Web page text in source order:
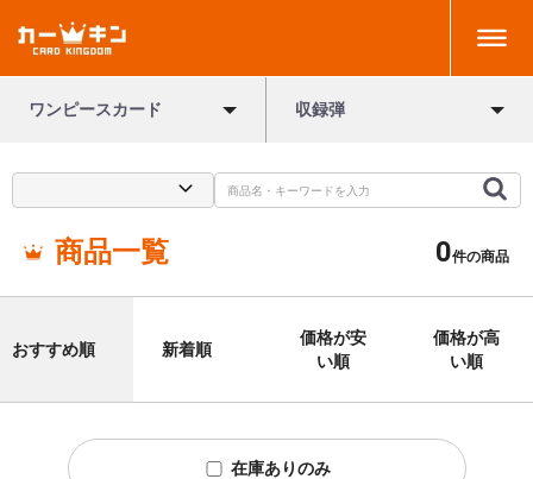
ワンピースカード 収録弾
商品一覧 0件の商品
おすすめ順 新着順
価格が安
い順
価格が高
い順
在庫ありのみ